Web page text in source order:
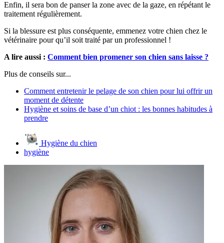
Enfin, il sera bon de panser la zone avec de la gaze, en répétant le
traitement régulièrement.
Si la blessure est plus conséquente, emmenez votre chien chez le
vétérinaire pour qu’il soit traité par un professionnel !
A lire aussi : Comment bien promener son chien sans laisse ?
Plus de conseils sur...
Comment entretenir le pelage de son chien pour lui offrir un
moment de détente
Hygiène et soins de base d’un chiot : les bonnes habitudes à
prendre
Hygiène du chien
hygiène